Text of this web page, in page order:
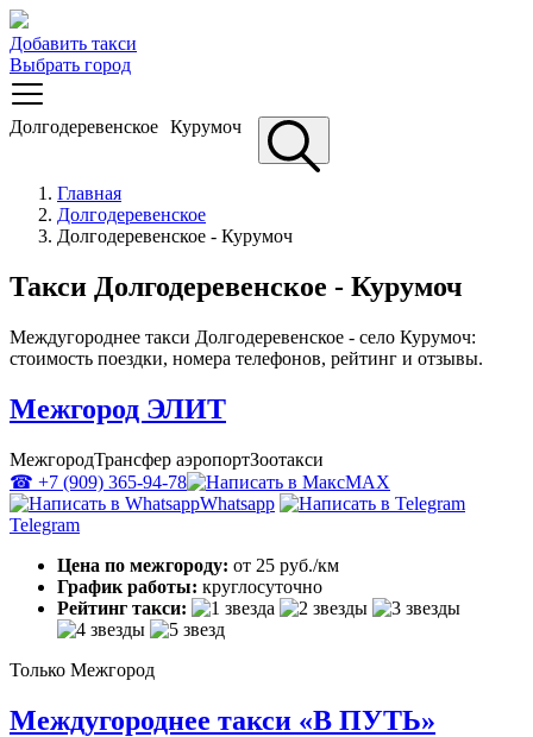
Добавить такси
Выбрать город
Долгодеревенское Курумоч
Главная
Долгодеревенское
Долгодеревенское - Курумоч
Такси Долгодеревенское - Курумоч
Междугороднее такси Долгодеревенское - село Курумоч:
стоимость поездки, номера телефонов, рейтинг и отзывы.
Межгород ЭЛИТ
МежгородТрансфер аэропортЗоотакси
☎ +7 (909) 365-94-78
MAX
Whatsapp
Telegram
Цена по межгороду: от 25 руб./км
График работы: круглосуточно
Рейтинг такси:
Только Межгород
Междугороднее такси «В ПУТЬ»